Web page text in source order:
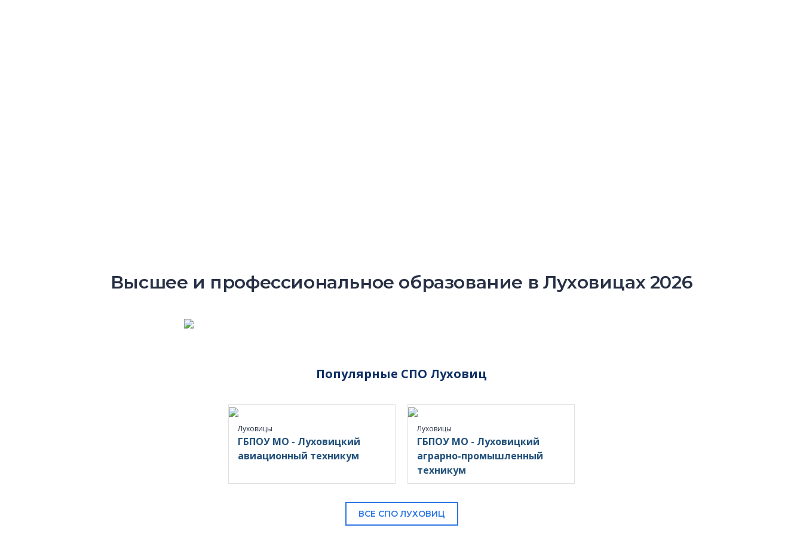
Высшее и профессиональное образование в Луховицах 2026
Популярные СПО Луховиц
Луховицы
ГБПОУ МО - Луховицкий
авиационный техникум
Луховицы
ГБПОУ МО - Луховицкий
аграрно-промышленный
техникум
ВСЕ СПО ЛУХОВИЦ